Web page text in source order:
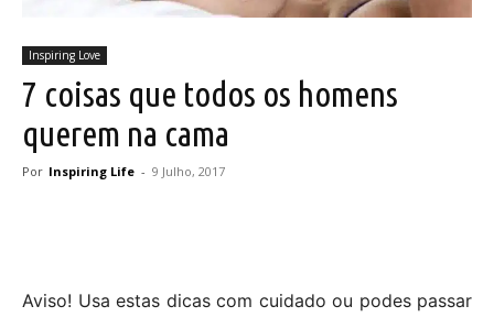
Inspiring Love
7 coisas que todos os homens
querem na cama
Por Inspiring Life - 9 Julho, 2017
Aviso! Usa estas dicas com cuidado ou podes passar